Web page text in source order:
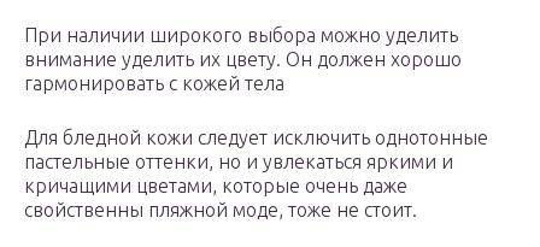
При наличии широкого выбора можно уделить
внимание уделить их цвету. Он должен хорошо
гармонировать с кожей тела
Для бледной кожи следует исключить однотонные
пастельные оттенки, но и увлекаться яркими и
кричащими цветами, которые очень даже
свойственны пляжной моде, тоже не стоит.